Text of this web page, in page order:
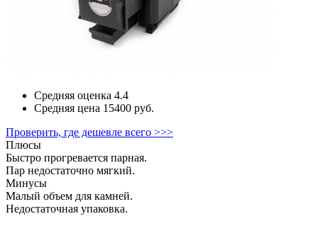
Средняя оценка 4.4
Средняя цена 15400 руб.
Проверить, где дешевле всего >>>
Плюсы
Быстро прогревается парная.
Пар недостаточно мягкий.
Минусы
Малый объем для камней.
Недостаточная упаковка.